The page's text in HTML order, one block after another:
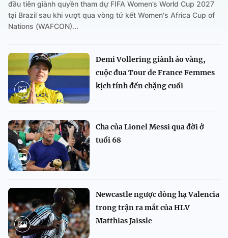
đầu tiên giành quyền tham dự FIFA Women’s World Cup 2027
tại Brazil sau khi vượt qua vòng tứ kết Women's Africa Cup of
Nations (WAFCON)...
Demi Vollering giành áo vàng,
cuộc đua Tour de France Femmes
kịch tính đến chặng cuối
Cha của Lionel Messi qua đời ở
tuổi 68
Newcastle ngược dòng hạ Valencia
trong trận ra mắt của HLV
Matthias Jaissle